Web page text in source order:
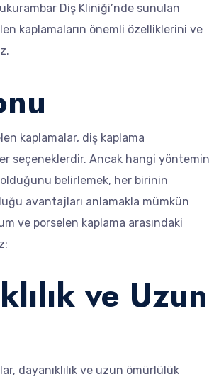
Diş Kliniği’nde sunulan
kaplamaların önemli özelliklerini ve
kaplamalar, diş kaplama
seçeneklerdir. Ancak hangi yöntemin
belirlemek, her birinin
avantajları anlamakla mümkün
ve porselen kaplama arasındaki
ve Uzun
dayanıklılık ve uzun ömürlülük